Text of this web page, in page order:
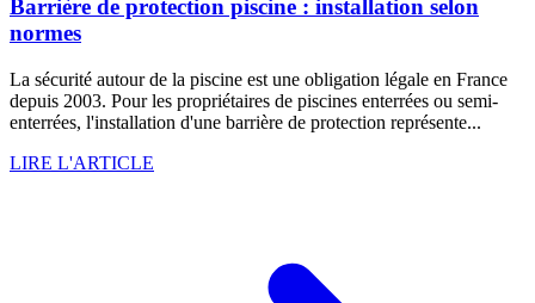
Barrière de protection piscine : installation selon
normes
La sécurité autour de la piscine est une obligation légale en France
depuis 2003. Pour les propriétaires de piscines enterrées ou semi-
enterrées, l'installation d'une barrière de protection représente...
LIRE L'ARTICLE